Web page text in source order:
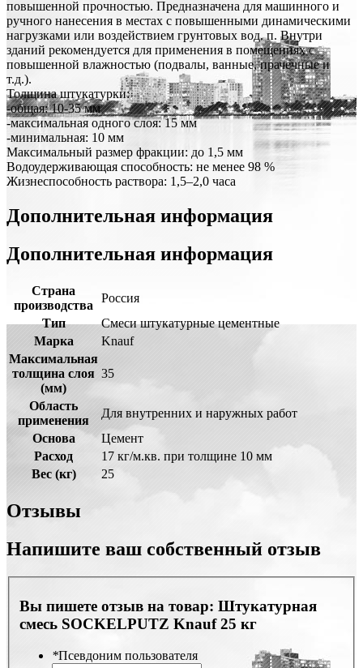
повышенной прочностью. Предназначена для машинного и
ручного нанесения в местах с повышенными динамическими
нагрузками или воздействием грунтовых вод. п. Внутри
зданий рекомендуется для применения в помещениях с
повышенной влажностью (подвалы, ванные, прачечные и
т.д.).
Толщина штукатурки:
-общая: 10-35 мм
-максимальная одного слоя: 15 мм
-минимальная: 10 мм
Максимальный размер фракции: до 1,5 мм
Водоудерживающая способность: не менее 98 %
Жизнеспособность раствора: 1,5–2,0 часа
Дополнительная информация
Дополнительная информация
Страна
производства
Россия
Тип
Смеси штукатурные цементные
Марка
Knauf
Максимальная
толщина слоя
(мм)
35
Область
применения
Для внутренних и наружных работ
Основа
Цемент
Расход
17 кг/м.кв. при толщине 10 мм
Вес (кг)
25
Отзывы
Напишите ваш собственный отзыв
Вы пишете отзыв на товар: Штукатурная
смесь SOCKELPUTZ Knauf 25 кг
*Псевдоним пользователя